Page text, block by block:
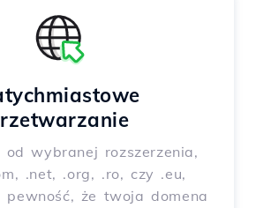
od wybranej rozszerzenia,
.net, .org, .ro, czy .eu,
pewność, że twoja domena